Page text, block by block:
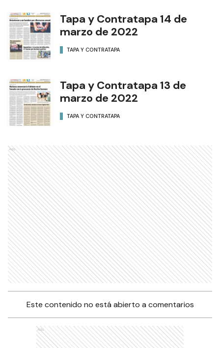
Tapa y Contratapa 14 de
marzo de 2022
TAPA Y CONTRATAPA
Tapa y Contratapa 13 de
marzo de 2022
TAPA Y CONTRATAPA
Ads
Este contenido no está abierto a comentarios
Ads